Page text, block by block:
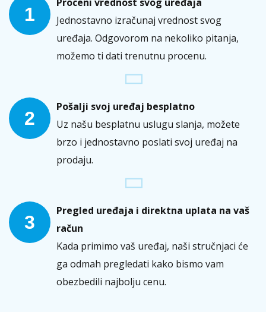
1
Jednostavno izračunaj vrednost svog
uređaja. Odgovorom na nekoliko pitanja,
možemo ti dati trenutnu procenu.
2
Pošalji svoj uređaj besplatno
Uz našu besplatnu uslugu slanja, možete
brzo i jednostavno poslati svoj uređaj na
prodaju.
3
Pregled uređaja i direktna uplata na vaš
račun
Kada primimo vaš uređaj, naši stručnjaci će
ga odmah pregledati kako bismo vam
obezbedili najbolju cenu.